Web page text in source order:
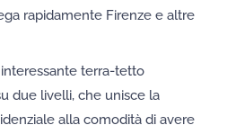
rapidamente Firenze e altre
terra-tetto
due livelli, che unisce la
alla comodità di avere